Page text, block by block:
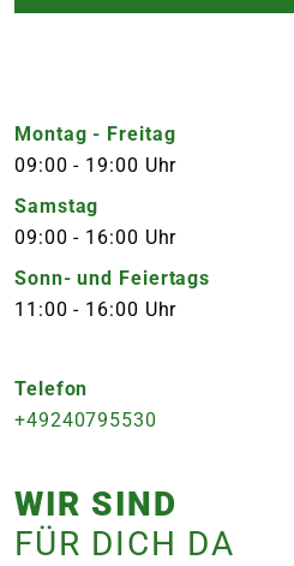
Montag - Freitag
09:00 - 19:00 Uhr
Samstag
09:00 - 16:00 Uhr
Sonn- und Feiertags
11:00 - 16:00 Uhr
Telefon
+49240795530
WIR SIND
FÜR DICH DA